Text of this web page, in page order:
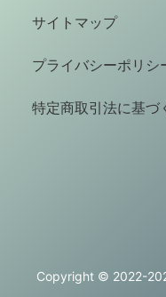
サイトマップ
プライバシーポリシ
特定商取引法に基づ
Copyright © 2022-